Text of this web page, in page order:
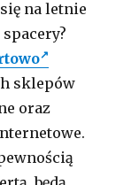
na letnie
sklepów
oraz